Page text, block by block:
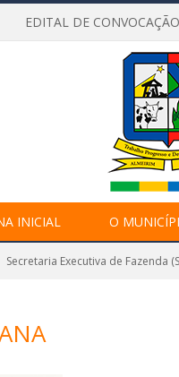
EDITAL DE
INICIAL O
Secretaria Executiva de Fazenda